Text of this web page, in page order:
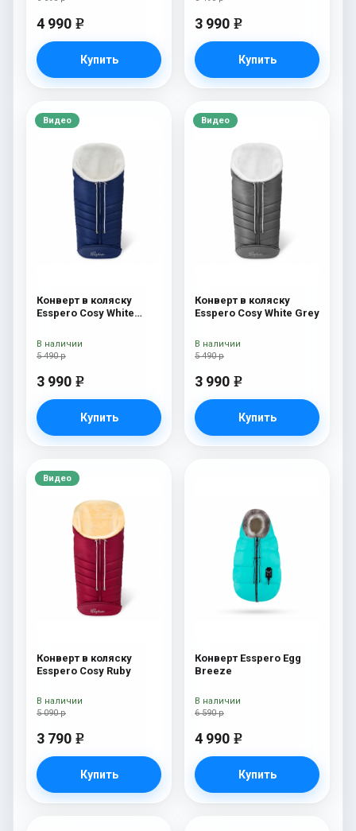
4 990 e
Купить
3 990 e
Купить
Видео
Конверт в коляску
Esspero Cosy White
5 490 р
3 990 e
Купить
В наличии
Видео
Конверт в коляску
Esspero Cosy White Grey
5 490 р
3 990 e
Купить
В наличии
Видео
Конверт в коляску
Esspero Cosy Ruby
5 090 р
3 790 e
Купить
В наличии
Конверт Esspero Egg
Breeze
6 590 р
4 990 e
Купить
В наличии